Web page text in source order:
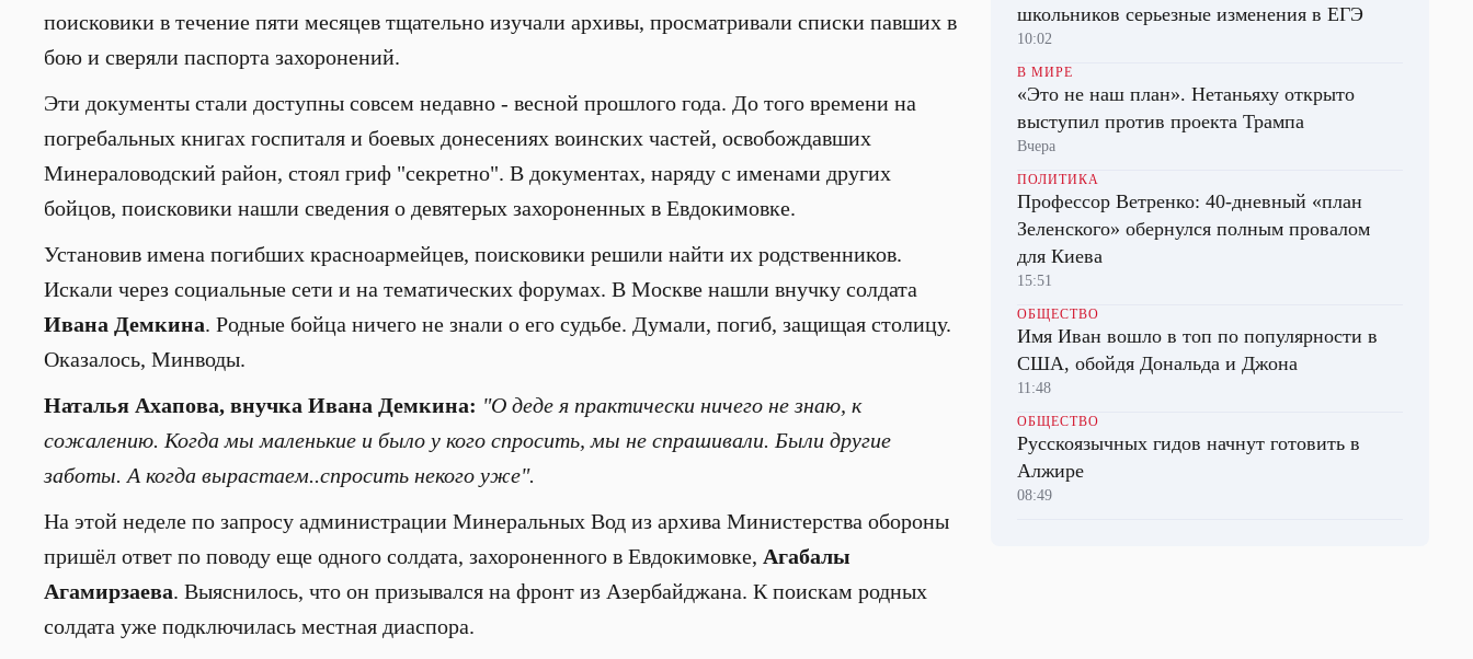
поисковики в течение пяти месяцев тщательно изучали архивы, просматривали списки павших в
бою и сверяли паспорта захоронений.
Эти документы стали доступны совсем недавно - весной прошлого года. До того времени на
погребальных книгах госпиталя и боевых донесениях воинских частей, освобождавших
Минераловодский район, стоял гриф "секретно". В документах, наряду с именами других
бойцов, поисковики нашли сведения о девятерых захороненных в Евдокимовке.
Установив имена погибших красноармейцев, поисковики решили найти их родственников.
Искали через социальные сети и на тематических форумах. В Москве нашли внучку солдата
Ивана Демкина. Родные бойца ничего не знали о его судьбе. Думали, погиб, защищая столицу.
Оказалось, Минводы.
Наталья Ахапова, внучка Ивана Демкина: "О деде я практически ничего не знаю, к
сожалению. Когда мы маленькие и было у кого спросить, мы не спрашивали. Были другие
заботы. А когда вырастаем..спросить некого уже".
На этой неделе по запросу администрации Минеральных Вод из архива Министерства обороны
пришёл ответ по поводу еще одного солдата, захороненного в Евдокимовке, Агабалы
Агамирзаева. Выяснилось, что он призывался на фронт из Азербайджана. К поискам родных
солдата уже подключилась местная диаспора.
школьников серьезные изменения в ЕГЭ
10:02
В МИРЕ
«Это не наш план». Нетаньяху открыто
выступил против проекта Трампа
Вчера
ПОЛИТИКА
Профессор Ветренко: 40-дневный «план
Зеленского» обернулся полным провалом
для Киева
15:51
ОБЩЕСТВО
Имя Иван вошло в топ по популярности в
США, обойдя Дональда и Джона
11:48
ОБЩЕСТВО
Русскоязычных гидов начнут готовить в
Алжире
08:49